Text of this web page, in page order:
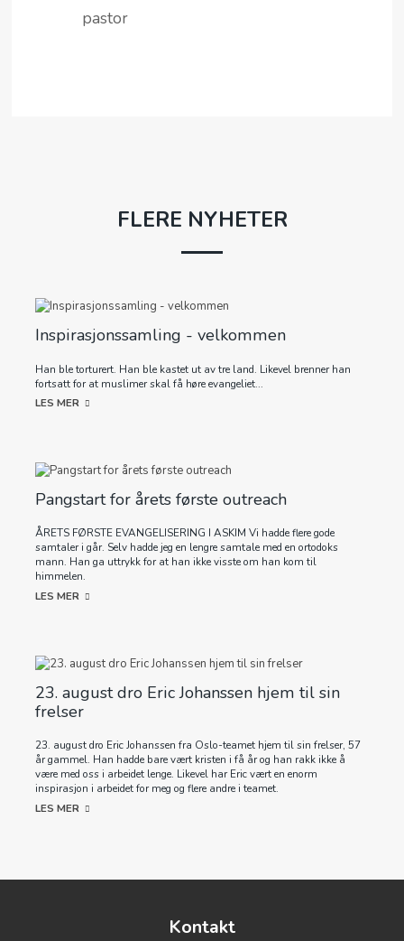
pastor
FLERE NYHETER
Inspirasjonssamling - velkommen
Han ble torturert. Han ble kastet ut av tre land. Likevel brenner han
fortsatt for at muslimer skal få høre evangeliet...
LES MER
Pangstart for årets første outreach
ÅRETS FØRSTE EVANGELISERING I ASKIM Vi hadde flere gode
samtaler i går. Selv hadde jeg en lengre samtale med en ortodoks
mann. Han ga uttrykk for at han ikke visste om han kom til
himmelen.
LES MER
23. august dro Eric Johanssen hjem til sin
frelser
23. august dro Eric Johanssen fra Oslo-teamet hjem til sin frelser, 57
år gammel. Han hadde bare vært kristen i få år og han rakk ikke å
være med oss i arbeidet lenge. Likevel har Eric vært en enorm
inspirasjon i arbeidet for meg og flere andre i teamet.
LES MER
Kontakt